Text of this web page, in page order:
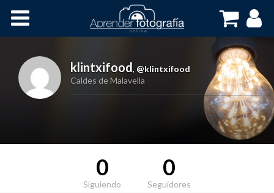
Cursos OnLine
klintxifood, @klintxifood
Caldes de Malavella
0
Siguiendo
0
Seguidores